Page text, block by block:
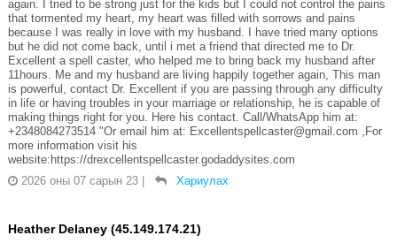
again. I tried to be strong just for the kids but I could not control the pains
that tormented my heart, my heart was filled with sorrows and pains
because I was really in love with my husband. I have tried many options
but he did not come back, until i met a friend that directed me to Dr.
Excellent a spell caster, who helped me to bring back my husband after
11hours. Me and my husband are living happily together again, This man
is powerful, contact Dr. Excellent if you are passing through any difficulty
in life or having troubles in your marriage or relationship, he is capable of
making things right for you. Here his contact. Call/WhatsApp him at:
+2348084273514 "Or email him at: Excellentspellcaster@gmail.com ,For
more information visit his
website:https://drexcellentspellcaster.godaddysites.com
2026 оны 07 сарын 23
Хариулах
Heather Delaney (45.149.174.21)